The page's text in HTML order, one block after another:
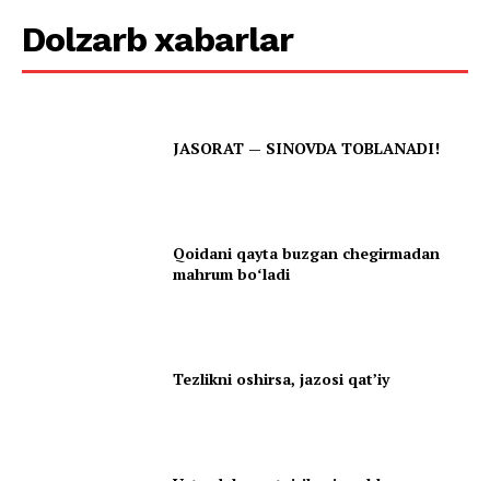
Dolzarb xabarlar
JASORAT — SINOVDA TOBLANADI!
Qoidani qayta buzgan chegirmadan
mahrum boʻladi
Tezlikni oshirsa, jazosi qatʼiy